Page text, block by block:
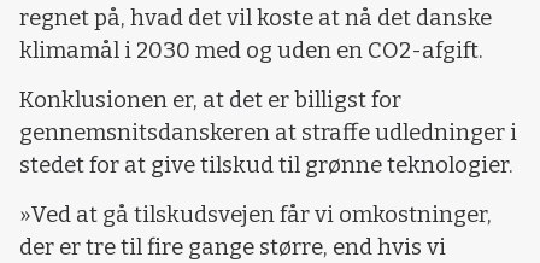
regnet på, hvad det vil koste at nå det danske
klimamål i 2030 med og uden en CO2-afgift.
Konklusionen er, at det er billigst for
gennemsnitsdanskeren at straffe udledninger i
stedet for at give tilskud til grønne teknologier.
»Ved at gå tilskudsvejen får vi omkostninger,
der er tre til fire gange større, end hvis vi